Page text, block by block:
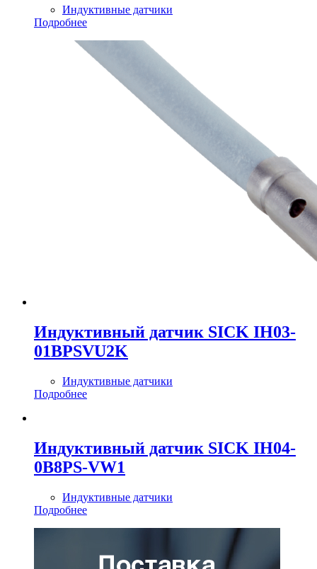
Индуктивные датчики
Подробнее
Индуктивный датчик SICK IH03-
01BPSVU2K
Индуктивные датчики
Подробнее
Индуктивный датчик SICK IH04-
0B8PS-VW1
Индуктивные датчики
Подробнее